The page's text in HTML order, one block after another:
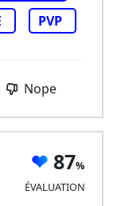
PVP
Nope
87
ÉVALUATION